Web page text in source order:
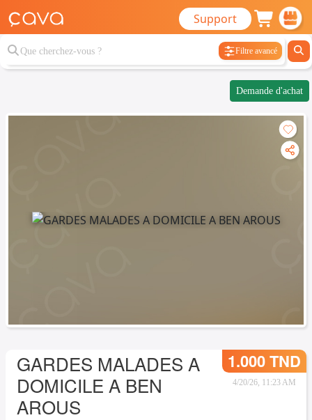
Support
Filtre avancé
Demande d'achat
GARDES MALADES A
DOMICILE A BEN
AROUS
1.000 TND
4/20/26, 11:23 AM